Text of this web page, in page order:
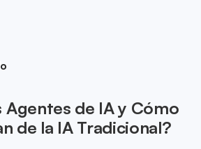
Agentes de IA y Cómo
de la IA Tradicional?